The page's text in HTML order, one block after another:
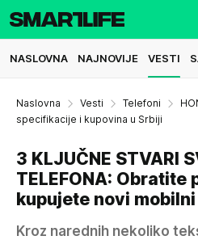
NASLOVNA NAJNOVIJE VESTI
Naslovna Vesti Telefoni
specifikacije i kupovina u Srbiji
3 KLJUČNE STVARI
TELEFONA: Obratite
kupujete novi
Kroz narednih nekoliko